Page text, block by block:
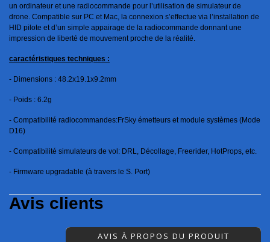
un ordinateur et une radiocommande pour l’utilisation de simulateur de
drone. Compatible sur PC et Mac, la connexion s’effectue via l’installation de
HID pilote et d’un simple appairage de la radiocommande donnant une
impression de liberté de mouvement proche de la réalité.
caractéristiques techniques :
- Dimensions : 48.2x19.1x9.2mm
- Poids : 6.2g
- Compatibilité radiocommandes:FrSky émetteurs et module systèmes (Mode
D16)
- Compatibilité simulateurs de vol: DRL, Décollage, Freerider, HotProps, etc.
- Firmware upgradable (à travers le S. Port)
Avis clients
AVIS À PROPOS DU PRODUIT